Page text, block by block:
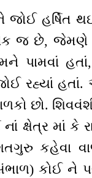
જોઈ હર્ષિત
જ છે, જેમણે
પામવાં
રહ્યાં
છો.
માં કે
કહેવા
કોઈ ને પણ